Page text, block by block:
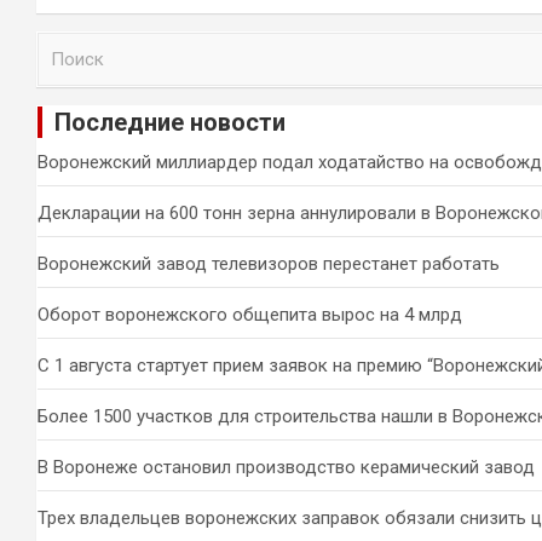
и
Последние новости
Воронежский миллиардер подал ходатайство на
Декларации на 600 тонн зерна аннулировали в
Воронежский завод телевизоров перестанет работать
Оборот воронежского общепита вырос на 4 млрд
С 1 августа стартует прием заявок на премию
Более 1500 участков для строительства нашли в
В Воронеже остановил производство керамический завод
Трех владельцев воронежских заправок обязали снизить